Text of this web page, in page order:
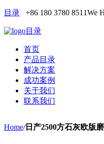
目录 +86 180 3780 8511We
目录
首页
产品目录
解决方案
成功案例
关于我们
联系我们
Home/日产2500方石灰欧版